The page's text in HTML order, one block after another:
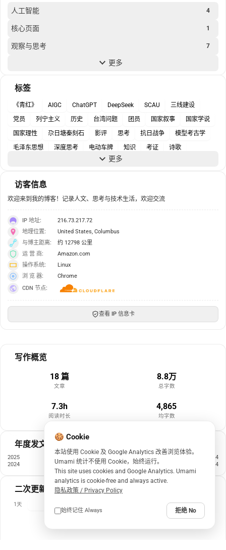
人工智能 4
核心页面 1
观察与思考 7
更多
标签
《青红》 AIGC ChatGPT DeepSeek SCAU
三线建设
党员
列宁主义 历史 台湾问题 团员 国家叙事
国家学说
国家理性
尕日塘秦刻石 影评 思考 抗日战争
模型考古学
毛泽东思想
深度思考 电动车牌 知识 考证
诗歌
更多
访客信息
欢迎来到我的博客！记录人文、思考与技术生活，欢迎交流
IP 地址:
216.73.217.72
地理位置:
United States, Columbus
与博主距离:
约 12798 公里
运 营 商:
Amazon.com
操作系统:
Linux
浏 览 器:
Chrome
CDN 节点:
查看 IP 信息卡
写作概览
18 篇
文章
8.8万
总字数
7.3h
阅读时长
4,865
均字数
年度发文
2025
14
2024
4
二次更新文章
1天
🍪 Cookie
本站使用 Cookie 及 Google Analytics 改善浏览体验。
Umami 统计不使用 Cookie，始终运行。
This site uses cookies and Google Analytics. Umami
analytics is cookie-free and always active.
隐私政策 / Privacy Policy
始终记住 Always 拒绝 No